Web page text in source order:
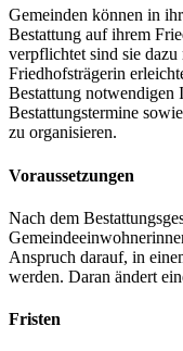
Gemeinden können in
Bestattung auf ihrem
verpflichtet sind sie
Friedhofsträgerin
Bestattung notwendigen
Bestattungstermine
zu organisieren.
Voraussetzungen
Nach dem
Anspruch darauf, in
werden. Daran ändert
Fristen